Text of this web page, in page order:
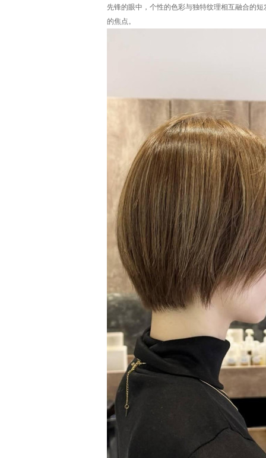
先锋的眼中，个性的色彩与独特纹理相互融合的
的焦点。